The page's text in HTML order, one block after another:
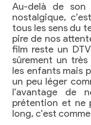
Au-delà de
nostalgique,
tous les sens du
pire de nos
film reste un
sûrement un
les enfants mais
un peu léger
l'avantage de
prétention et ne
long, c'est